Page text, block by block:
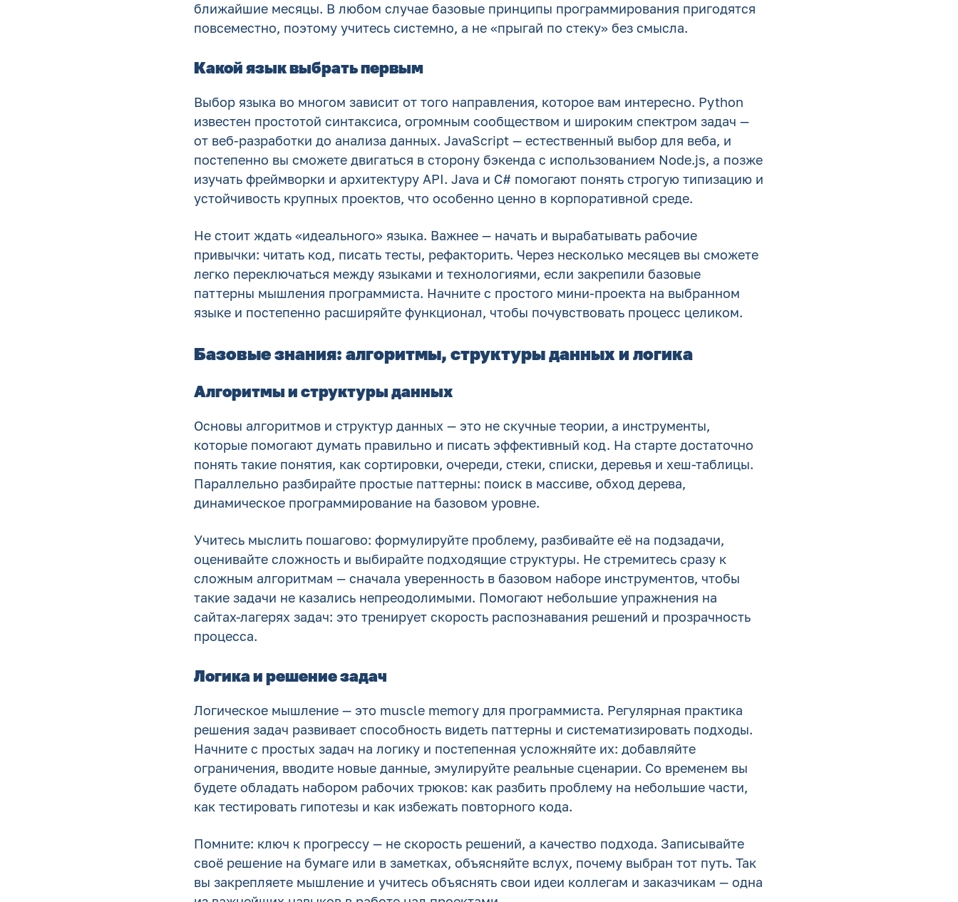
ближайшие месяцы. В любом случае базовые принципы программирования пригодятся
повсеместно, поэтому учитесь системно, а не «прыгай по стеку» без смысла.
Какой язык выбрать первым
Выбор языка во многом зависит от того направления, которое вам интересно. Python
известен простотой синтаксиса, огромным сообществом и широким спектром задач —
от веб-разработки до анализа данных. JavaScript — естественный выбор для веба, и
постепенно вы сможете двигаться в сторону бэкенда с использованием Node.js, а позже
изучать фреймворки и архитектуру API. Java и C# помогают понять строгую типизацию и
устойчивость крупных проектов, что особенно ценно в корпоративной среде.
Не стоит ждать «идеального» языка. Важнее — начать и вырабатывать рабочие
привычки: читать код, писать тесты, рефакторить. Через несколько месяцев вы сможете
легко переключаться между языками и технологиями, если закрепили базовые
паттерны мышления программиста. Начните с простого мини-проекта на выбранном
языке и постепенно расширяйте функционал, чтобы почувствовать процесс целиком.
Базовые знания: алгоритмы, структуры данных и логика
Алгоритмы и структуры данных
Основы алгоритмов и структур данных — это не скучные теории, а инструменты,
которые помогают думать правильно и писать эффективный код. На старте достаточно
понять такие понятия, как сортировки, очереди, стеки, списки, деревья и хеш-таблицы.
Параллельно разбирайте простые паттерны: поиск в массиве, обход дерева,
динамическое программирование на базовом уровне.
Учитесь мыслить пошагово: формулируйте проблему, разбивайте её на подзадачи,
оценивайте сложность и выбирайте подходящие структуры. Не стремитесь сразу к
сложным алгоритмам — сначала уверенность в базовом наборе инструментов, чтобы
такие задачи не казались непреодолимыми. Помогают небольшие упражнения на
сайтах-лагерях задач: это тренирует скорость распознавания решений и прозрачность
процесса.
Логика и решение задач
Логическое мышление — это muscle memory для программиста. Регулярная практика
решения задач развивает способность видеть паттерны и систематизировать подходы.
Начните с простых задач на логику и постепенная усложняйте их: добавляйте
ограничения, вводите новые данные, эмулируйте реальные сценарии. Со временем вы
будете обладать набором рабочих трюков: как разбить проблему на небольшие части,
как тестировать гипотезы и как избежать повторного кода.
Помните: ключ к прогрессу — не скорость решений, а качество подхода. Записывайте
своё решение на бумаге или в заметках, объясняйте вслух, почему выбран тот путь. Так
вы закрепляете мышление и учитесь объяснять свои идеи коллегам и заказчикам — одна